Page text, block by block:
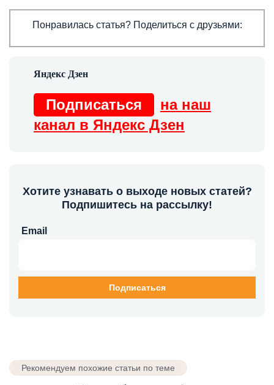
Понравилась статья? Поделиться с друзьями:
Подписаться
на наш
канал в Яндекс Дзен
Хотите узнавать о выходе новых статей?
Подпишитесь на рассылку!
Email
Рекомендуем похожие статьи по теме